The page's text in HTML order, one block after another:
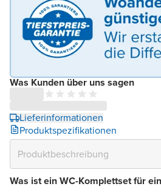
Was Kunden über uns sagen
Lieferinformationen
Produktspezifikationen
Was ist ein WC-Komplettset für